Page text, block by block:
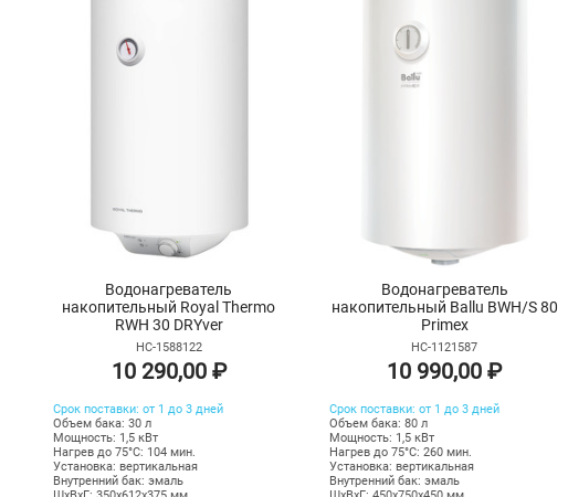
Водонагреватель
накопительный Royal Thermo
RWH 30 DRYver
НС-1588122
10 290,00 ₽
Срок поставки: от 1 до 3 дней
Объем бака: 30 л
Мощность: 1,5 кВт
Нагрев до 75°С: 104 мин.
Установка: вертикальная
Внутренний бак: эмаль
Водонагреватель
накопительный Ballu BWH/S 80
Primex
НС-1121587
10 990,00 ₽
Срок поставки: от 1 до 3 дней
Объем бака: 80 л
Мощность: 1,5 кВт
Нагрев до 75°С: 260 мин.
Установка: вертикальная
Внутренний бак: эмаль